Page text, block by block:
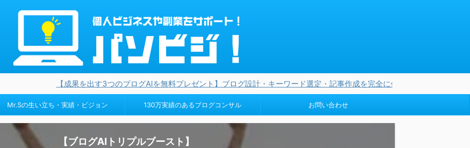
【成果を出す3つのブログAIを無料プレゼント】ブログ設計・キーワード選定・記事作成を完全に任せられる3つのオリジナルAIを無料プ
Mr.Sの生い立ち・実績・ビジョン 130万実績のあるブログコンサル お問い合わせ
【ブログAIトリプルブースト】